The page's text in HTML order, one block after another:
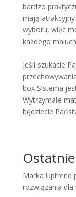
bardzo
mają
wyboru, więc
każdego
Jeśli szukacie
box Sistema
Wytrzymałe
będziecie
Marka Uptrend
rozwiązania